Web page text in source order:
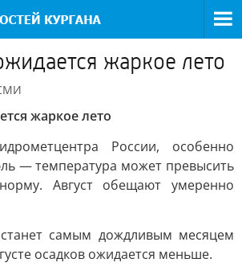
жаркое лето
жаркое лето
России, особенно
— температура может превысить
Август обещают умеренно
самым дождливым месяцем
осадков ожидается меньше.